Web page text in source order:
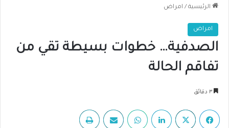
الرئيسية / امراض
امراض
الصدفية… خطوات بسيطة تقي من
تفاقم الحالة
فيسبوك لينكدإن واتساب مشاركة عبر البريد